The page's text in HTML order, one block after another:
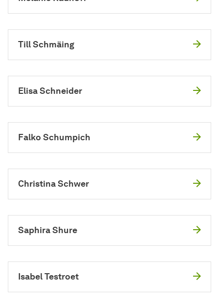
Till Schmäing
Elisa Schneider
Falko Schumpich
Christina Schwer
Saphira Shure
Isabel Testroet